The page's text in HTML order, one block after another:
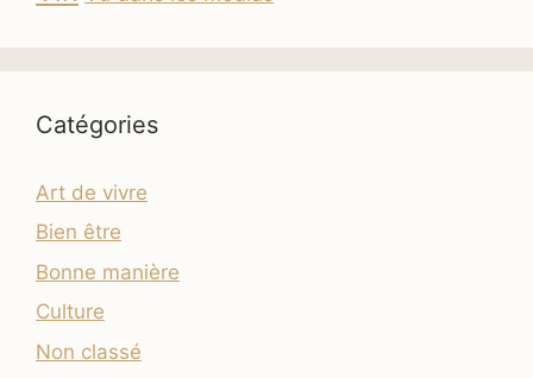
Catégories
Art de vivre
Bien être
Bonne manière
Culture
Non classé